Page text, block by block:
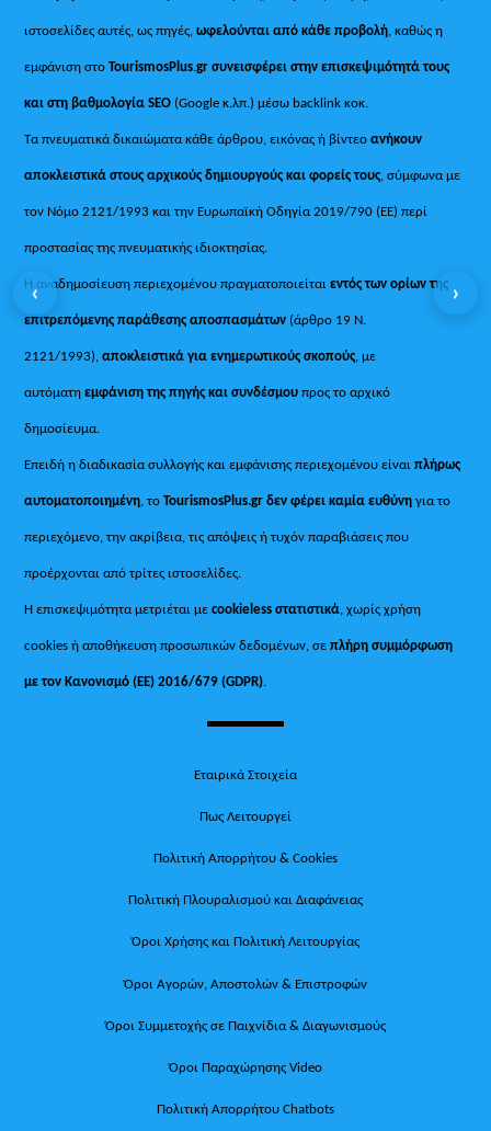
ιστοσελίδες αυτές, ως πηγές,ωφελούνται από κάθε προβολή, καθώς η
εμφάνιση στοTourismosPlus.gr συνεισφέρει στην επισκεψιμότητά τους
και στη βαθμολογία SEO (Google κ.λπ.) μέσω backlink κοκ.
Τα πνευματικά δικαιώματα κάθε άρθρου, εικόνας ή βίντεοανήκουν
αποκλειστικά στους αρχικούς δημιουργούς και φορείς τους, σύμφωνα με
τον Νόμο 2121/1993 και την Ευρωπαϊκή Οδηγία 2019/790 (ΕΕ) περί
προστασίας της πνευματικής ιδιοκτησίας.
Η αναδημοσίευση περιεχομένου πραγματοποιείταιεντός των ορίων της
επιτρεπόμενης παράθεσης αποσπασμάτων (άρθρο 19 Ν.
2121/1993), αποκλειστικά για ενημερωτικούς σκοπούς, με
αυτόματηεμφάνιση της πηγής και συνδέσμου προς το αρχικό
δημοσίευμα.
Επειδή η διαδικασία συλλογής και εμφάνισης περιεχομένου είναιπλήρως
αυτοματοποιημένη, τοTourismosPlus.gr δεν φέρει καμία ευθύνη για το
περιεχόμενο, την ακρίβεια, τις απόψεις ή τυχόν παραβιάσεις που
προέρχονται από τρίτες ιστοσελίδες.
Η επισκεψιμότητα μετριέται μεcookieless στατιστικά, χωρίς χρήση
cookies ή αποθήκευση προσωπικών δεδομένων, σεπλήρη συμμόρφωση
με τον Κανονισμό (ΕΕ) 2016/679 (GDPR).
Εταιρικά Στοιχεία
Πως Λειτουργεί
Πολιτική Απορρήτου & Cookies
Πολιτική Πλουραλισμού και Διαφάνειας
Όροι Χρήσης και Πολιτική Λειτουργίας
Όροι Αγορών, Αποστολών & Επιστροφών
Όροι Συμμετοχής σε Παιχνίδια & Διαγωνισμούς
Όροι Παραχώρησης Video
Πολιτική Απορρήτου Chatbots
‹ ›